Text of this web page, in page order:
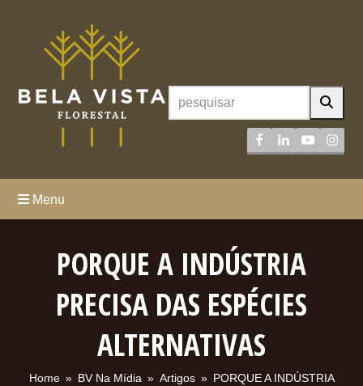
Facebook
LinkedIn
YouTube
Menu
PORQUE A INDÚSTRIA
PRECISA DAS ESPÉCIES
ALTERNATIVAS
Home » BV Na Mídia » Artigos » PORQUE A INDÚSTRIA